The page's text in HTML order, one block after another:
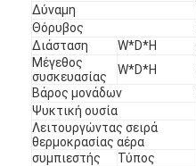
Δύναμη
Θόρυβος
Διάσταση
W*D*H
Μέγεθος
συσκευασίας
W*D*H
Βάρος μονάδων
Ψυκτική ουσία
Λειτουργώντας σειρά
θερμοκρασίας αέρα
συμπιεστής
Τύπος